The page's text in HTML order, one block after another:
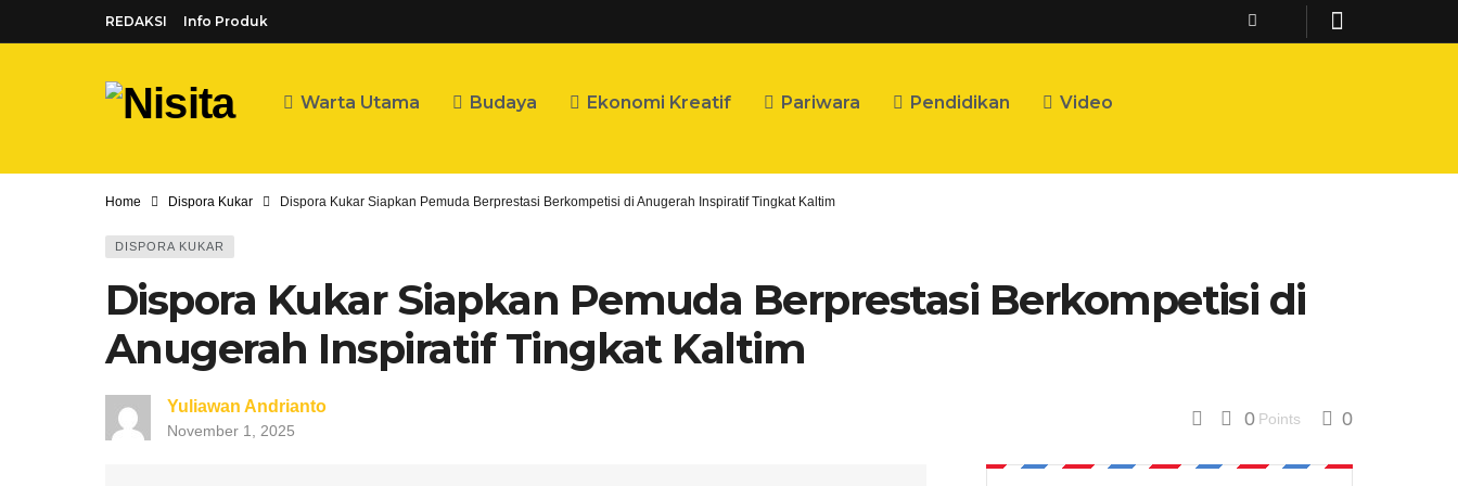
REDAKSI Info Produk
Warta Utama Budaya Ekonomi Kreatif Pariwara Pendidikan Video
Home Dispora Kukar Dispora Kukar Siapkan Pemuda Berprestasi Berkompetisi di Anugerah Inspiratif Tingkat Kaltim
DISPORA KUKAR
Dispora Kukar Siapkan Pemuda Berprestasi Berkompetisi di
Anugerah Inspiratif Tingkat Kaltim
Yuliawan Andrianto
November 1, 2025
0 Points 0